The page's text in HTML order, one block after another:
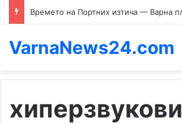
VarnaNews24.com
хиперзвукови